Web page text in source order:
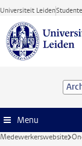
Ga direct naar
Universiteit Leiden
Menu
Medewerkerswebsite